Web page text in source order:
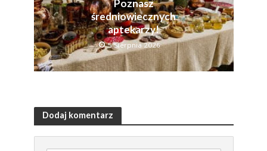
Poznasz
średniowiecznych
aptekarzy!
5 Sierpnia 2026
Dodaj komentarz